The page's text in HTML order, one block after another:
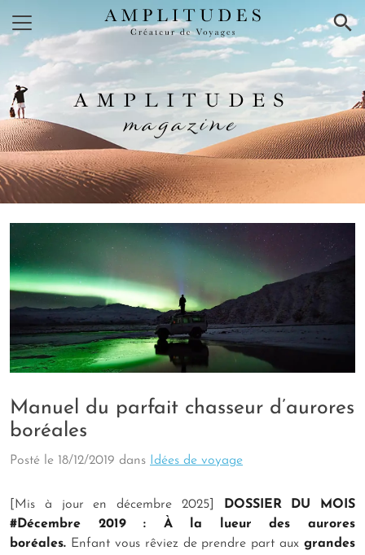
×
AMPLITUDES
magazine
Manuel du parfait chasseur d’aurores
boréales
Posté le 18/12/2019 dans Idées de voyage
[Mis à jour en décembre 2025]
DOSSIER DU MOIS
#Décembre 2019 : À la lueur des aurores
boréales. Enfant vous rêviez de prendre part aux grandes